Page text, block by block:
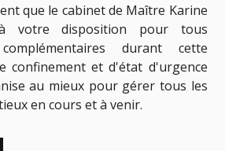
que le cabinet de Maître Karine
à votre disposition pour tous
durant cette
confinement et d'état d'urgence
au mieux pour gérer tous les
en cours et à venir.